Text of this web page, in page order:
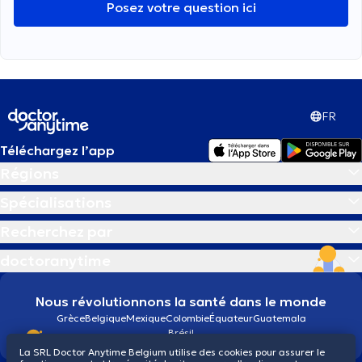
Posez votre question ici
FR
Téléchargez l’app
Nous révolutionnons la santé dans le monde
GrèceBelgiqueMexiqueColombieÉquateurGuatemala
Brésil
La SRL Doctor Anytime Belgium utilise des cookies pour assurer le